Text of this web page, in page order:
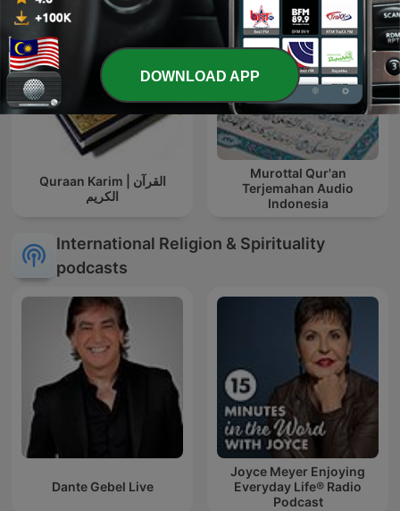
Quraan Karim | القرآن
الكريم
Murottal Qur'an
Terjemahan Audio
Indonesia
International Religion & Spirituality
podcasts
Dante Gebel Live
Joyce Meyer Enjoying
Everyday Life® Radio
Podcast
DOWNLOAD APP